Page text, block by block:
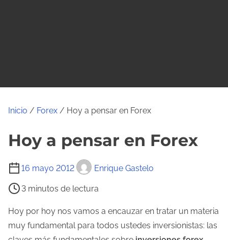
Inicio / Forex / Hoy a pensar en Forex
Hoy a pensar en Forex
16 mayo 2012 Enrique Gastelo
T
e
m
p
o
3 minutos de lectura
Hoy por hoy nos vamos a encauzar en tratar un materia
muy fundamental para todos ustedes inversionistas: las